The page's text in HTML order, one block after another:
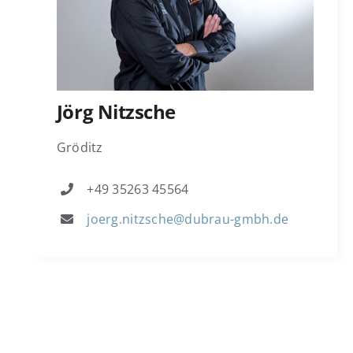
Jörg Nitzsche
Gröditz
+49 35263 45564
joerg.nitzsche@dubrau-gmbh.de